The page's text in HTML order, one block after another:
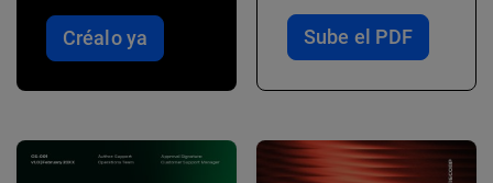
Créalo ya Sube el PDF